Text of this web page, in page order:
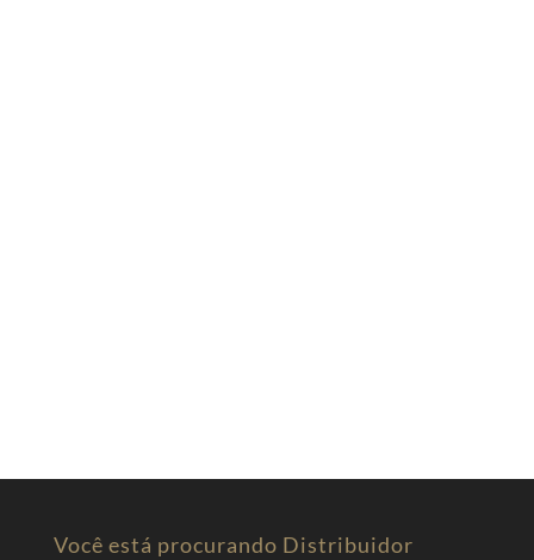
Você está procurando Distribuidor